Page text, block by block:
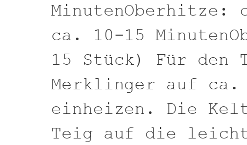
MinutenOberhitze:
ca. 10-15
15 Stück) Für den
Merklinger auf ca.
einheizen. Die
Teig auf die leicht